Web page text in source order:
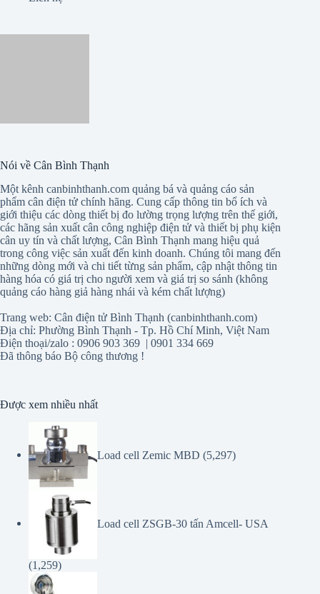
Nói về Cân Bình Thạnh
Một kênh canbinhthanh.com quảng bá và quảng cáo sản
phẩm cân điện tử chính hãng. Cung cấp thông tin bổ ích và
giới thiệu các dòng thiết bị đo lường trọng lượng trên thế giới,
các hãng sản xuất cân công nghiệp điện tử và thiết bị phụ kiện
cân uy tín và chất lượng, Cân Bình Thạnh mang hiệu quả
trong công việc sản xuất đến kinh doanh. Chúng tôi mang đến
những dòng mới và chi tiết từng sản phẩm, cập nhật thông tin
hàng hóa có giá trị cho người xem và giá trị so sánh (không
quảng cáo hàng giả hàng nhái và kém chất lượng)
Trang web: Cân điện tử Bình Thạnh (canbinhthanh.com)
Địa chỉ: Phường Bình Thạnh - Tp. Hồ Chí Minh, Việt Nam
Điện thoại/zalo : 0906 903 369 | 0901 334 669
Đã thông báo Bộ công thương !
Được xem nhiều nhất
Load cell Zemic MBD (5,297)
Load cell ZSGB-30 tấn Amcell- USA
(1,259)